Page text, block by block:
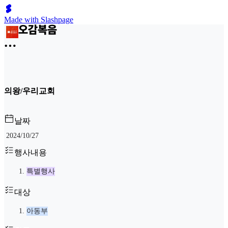
Made with Slashpage
의왕/우리교회
날짜
2024/10/27
행사내용
특별행사
대상
아동부